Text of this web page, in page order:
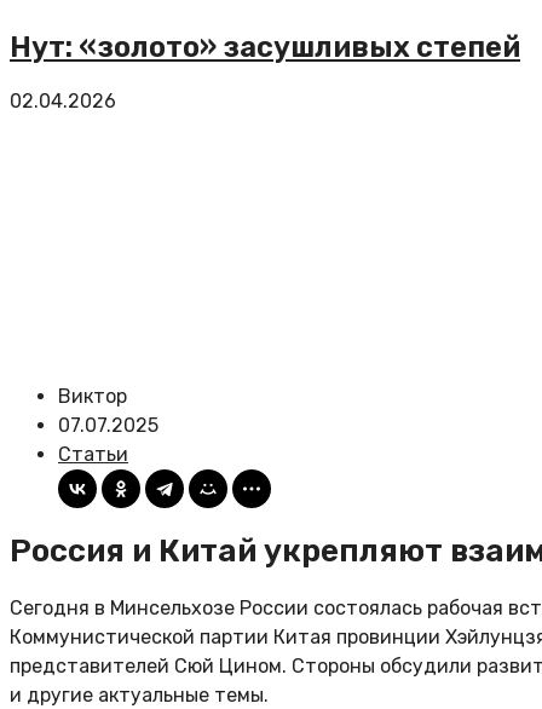
Нут: «золото» засушливых степей
02.04.2026
Виктор
07.07.2025
Статьи
Россия и Китай укрепляют
Сегодня в Минсельхозе России состоялась рабочая
Коммунистической партии Китая провинции
представителей Сюй Цином. Стороны обсудили
и другие актуальные темы.